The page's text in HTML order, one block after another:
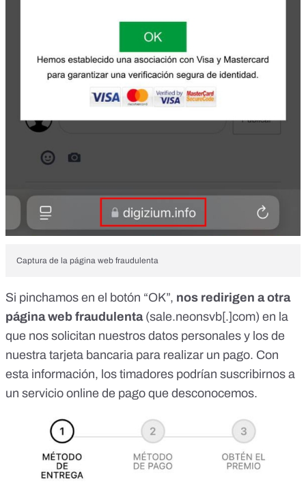
Captura de la página web fraudulenta
Si pinchamos en el botón “OK”, nos redirigen a otra
página web fraudulenta (sale.neonsvb[.]com) en la
que nos solicitan nuestros datos personales y los de
nuestra tarjeta bancaria para realizar un pago. Con
esta información, los timadores podrían suscribirnos a
un servicio online de pago que desconocemos.